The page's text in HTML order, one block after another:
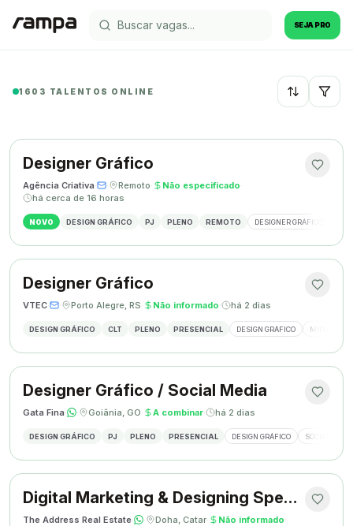
SEJA PRO
1603 TALENTOS ONLINE Recentes
Designer Gráfico
Agência Criativa· · Remoto· Não especificado·
há cerca de 16 horas
NOVO DESIGN GRÁFICO PJ PLENO REMOTO DESIGNER GRÁFICO
Designer Gráfico
VTEC· · Porto Alegre, RS· Não informado· há 2 dias
DESIGN GRÁFICO CLT PLENO PRESENCIAL DESIGN GRÁFICO MÍDIAS
Designer Gráfico / Social Media
Gata Fina· · Goiânia, GO· A combinar· há 2 dias
DESIGN GRÁFICO PJ PLENO PRESENCIAL DESIGN GRÁFICO SOCIAL
Digital Marketing & Designing Specialist
The Address Real Estate· · Doha, Catar· Não informado·